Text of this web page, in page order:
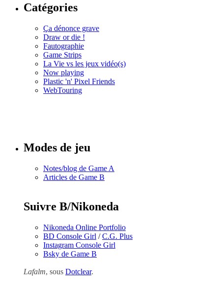
Catégories
Ça dénonce grave
Draw or die !
Fautographie
Game Strips
La Vie vs les jeux vidéo(s)
Now playing
Plastic 'n' Pixel Friends
WebTouring
Modes de jeu
Notes/blog de Game A
Articles de Game B
Suivre B/Nikoneda
Nikoneda Online Portfolio
BD Console Girl /C.G. Plus
Instagram Console Girl
Bsky de Game B
Lafalm, sous Dotclear.